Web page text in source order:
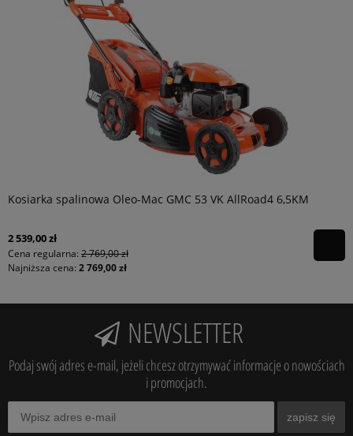
Kosiarka spalinowa Oleo-Mac GMC 53 VK AllRoad4 6,5KM
2 539,00 zł
Cena regularna: 2 769,00 zł
Najniższa cena: 2 769,00 zł
NEWSLETTER
Podaj swój adres e-mail, jeżeli chcesz otrzymywać informacje o nowościach
i promocjach.
zapisz się